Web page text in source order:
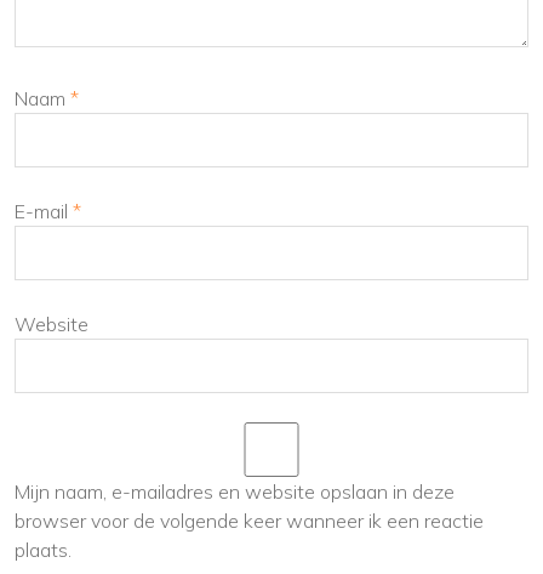
Naam *
E-mail *
Website
Mijn naam, e-mailadres en website opslaan in deze
browser voor de volgende keer wanneer ik een reactie
plaats.